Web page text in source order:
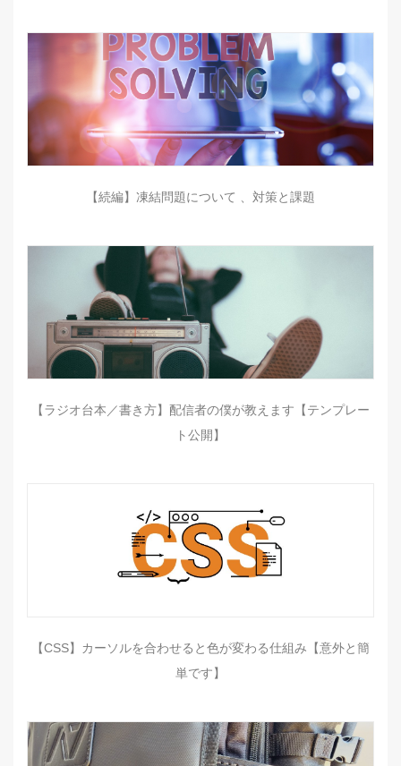
【続編】凍結問題について 、対策と課題
【ラジオ台本／書き方】配信者の僕が教えます【テンプレー
ト公開】
【CSS】カーソルを合わせると色が変わる仕組み【意外と簡
単です】